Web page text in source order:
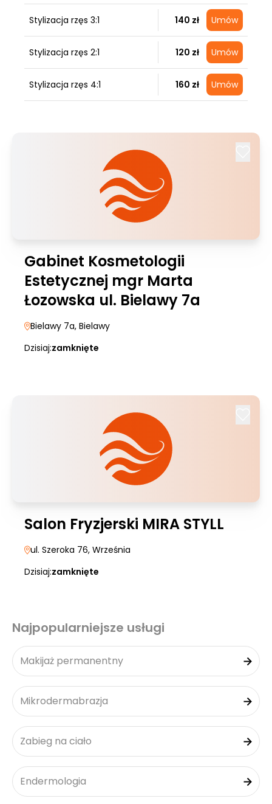
Stylizacja rzęs 3:1 140 zł Umów
Stylizacja rzęs 2:1 120 zł Umów
Stylizacja rzęs 4:1 160 zł Umów
Gabinet Kosmetologii
Estetycznej mgr Marta
Łozowska ul. Bielawy 7a
Bielawy 7a, Bielawy
Dzisiaj:zamknięte
Salon Fryzjerski MIRA STYLL
ul. Szeroka 76, Września
Dzisiaj:zamknięte
Najpopularniejsze usługi
Makijaż permanentny
Mikrodermabrazja
Zabieg na ciało
Endermologia